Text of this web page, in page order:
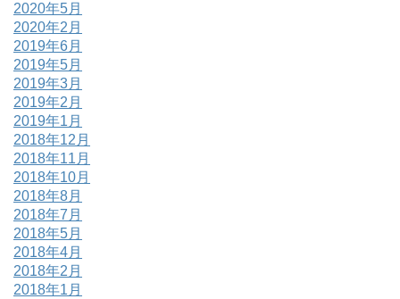
2020年5月
2020年2月
2019年6月
2019年5月
2019年3月
2019年2月
2019年1月
2018年12月
2018年11月
2018年10月
2018年8月
2018年7月
2018年5月
2018年4月
2018年2月
2018年1月